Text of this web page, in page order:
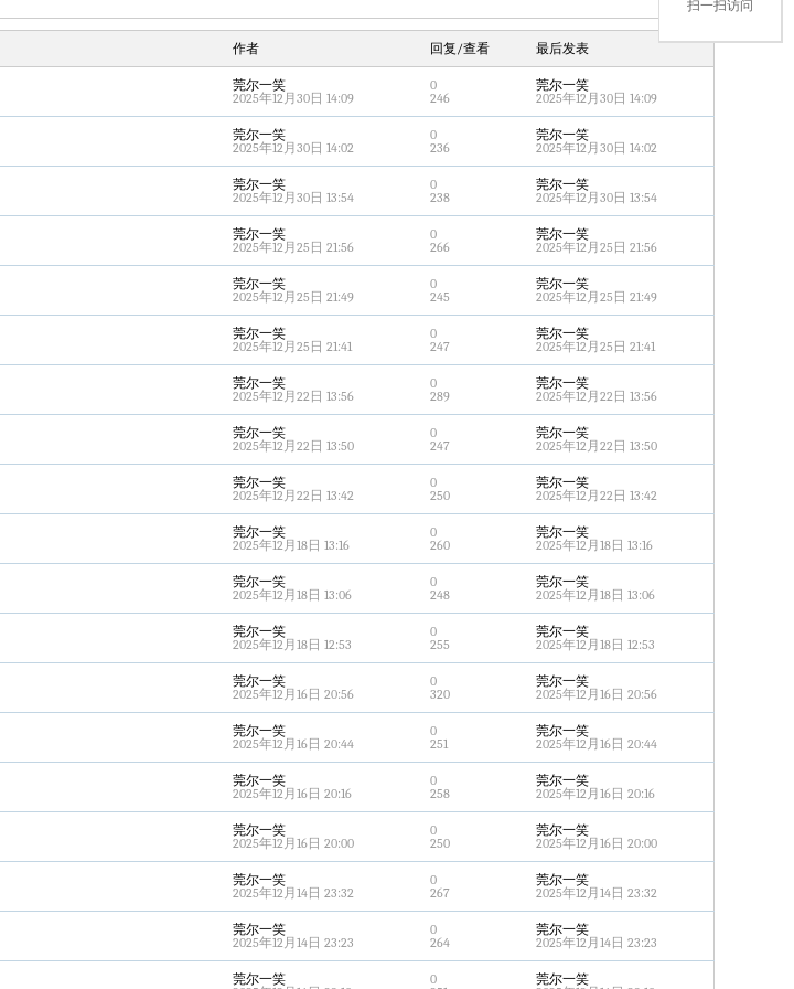
作者 回复/查看 最后发表
莞尔一笑
2025年12月30日 14:09
0
246
莞尔一笑
2025年12月30日 14:09
莞尔一笑
2025年12月30日 14:02
0
236
莞尔一笑
2025年12月30日 14:02
莞尔一笑
2025年12月30日 13:54
0
238
莞尔一笑
2025年12月30日 13:54
莞尔一笑
2025年12月25日 21:56
0
266
莞尔一笑
2025年12月25日 21:56
莞尔一笑
2025年12月25日 21:49
0
245
莞尔一笑
2025年12月25日 21:49
莞尔一笑
2025年12月25日 21:41
0
247
莞尔一笑
2025年12月25日 21:41
莞尔一笑
2025年12月22日 13:56
0
289
莞尔一笑
2025年12月22日 13:56
莞尔一笑
2025年12月22日 13:50
0
247
莞尔一笑
2025年12月22日 13:50
莞尔一笑
2025年12月22日 13:42
0
250
莞尔一笑
2025年12月22日 13:42
莞尔一笑
2025年12月18日 13:16
0
260
莞尔一笑
2025年12月18日 13:16
莞尔一笑
2025年12月18日 13:06
0
248
莞尔一笑
2025年12月18日 13:06
莞尔一笑
2025年12月18日 12:53
0
255
莞尔一笑
2025年12月18日 12:53
莞尔一笑
2025年12月16日 20:56
0
320
莞尔一笑
2025年12月16日 20:56
莞尔一笑
2025年12月16日 20:44
0
251
莞尔一笑
2025年12月16日 20:44
莞尔一笑
2025年12月16日 20:16
0
258
莞尔一笑
2025年12月16日 20:16
莞尔一笑
2025年12月16日 20:00
0
250
莞尔一笑
2025年12月16日 20:00
莞尔一笑
2025年12月14日 23:32
0
267
莞尔一笑
2025年12月14日 23:32
莞尔一笑
2025年12月14日 23:23
0
264
莞尔一笑
2025年12月14日 23:23
莞尔一笑
0
莞尔一笑
扫一扫访问